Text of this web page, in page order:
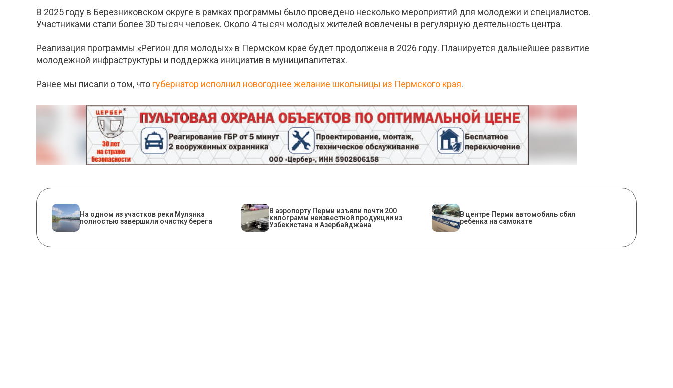
В 2025 году в Березниковском округе в рамках программы было проведено несколько мероприятий для молодежи и специалистов.
Участниками стали более 30 тысяч человек. Около 4 тысяч молодых жителей вовлечены в регулярную деятельность центра.
Реализация программы «Регион для молодых» в Пермском крае будет продолжена в 2026 году. Планируется дальнейшее развитие
молодежной инфраструктуры и поддержка инициатив в муниципалитетах.
Ранее мы писали о том, что губернатор исполнил новогоднее желание школьницы из Пермского края.
На одном из участков реки Мулянка
полностью завершили очистку берега
В аэропорту Перми изъяли почти 200
килограмм неизвестной продукции из
Узбекистана и Азербайджана
В центре Перми автомобиль сбил
ребенка на самокате